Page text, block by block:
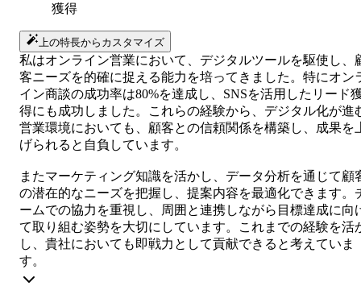
獲得
上の特長からカスタマイズ
私はオンライン営業において、デジタルツールを駆使し、
客ニーズを的確に捉える能力を培ってきました。特にオン
イン商談の成功率は80%を達成し、SNSを活用したリード
得にも成功しました。これらの経験から、デジタル化が進
営業環境においても、顧客との信頼関係を構築し、成果を
げられると自負しています。
またマーケティング知識を活かし、データ分析を通じて顧
の潜在的なニーズを把握し、提案内容を最適化できます。
ームでの協力を重視し、周囲と連携しながら目標達成に向
て取り組む姿勢を大切にしています。これまでの経験を活
し、貴社においても即戦力として貢献できると考えていま
す。